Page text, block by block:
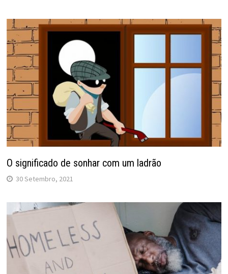
O significado de sonhar com um ladrão
30 Setembro, 2021